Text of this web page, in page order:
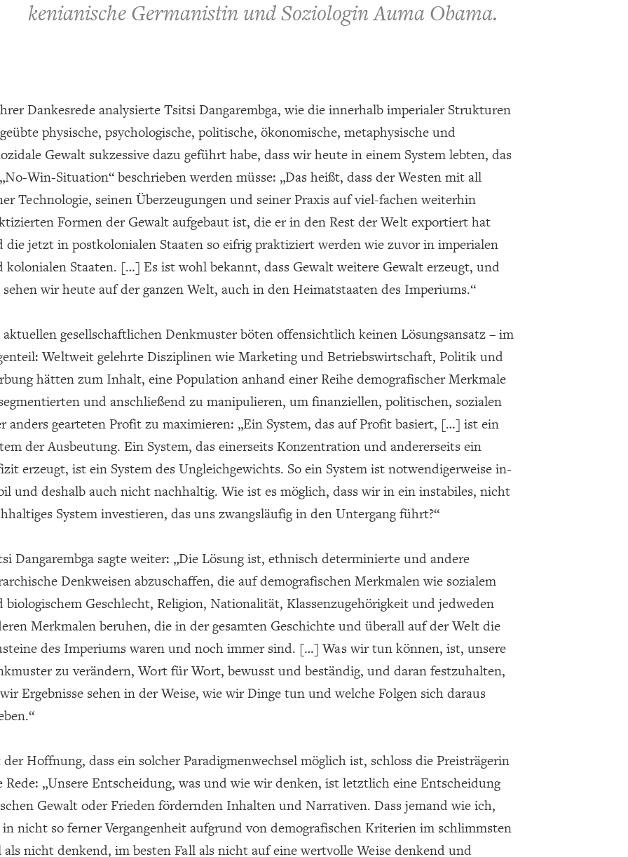
kenianische Germanistin und Soziologin Auma Obama.
Dankesrede analysierte Tsitsi Dangarembga, wie die innerhalb imperialer Strukturen
physische, psychologische, politische, ökonomische, metaphysische und
Gewalt sukzessive dazu geführt habe, dass wir heute in einem System lebten, das
Win-Situation“ beschrieben werden müsse: „Das heißt, dass der Westen mit all
Technologie, seinen Überzeugungen und seiner Praxis auf viel-fachen weiterhin
Formen der Gewalt aufgebaut ist, die er in den Rest der Welt exportiert hat
die jetzt in postkolonialen Staaten so eifrig praktiziert werden wie zuvor in imperialen
kolonialen Staaten. […] Es ist wohl bekannt, dass Gewalt weitere Gewalt erzeugt, und
sehen wir heute auf der ganzen Welt, auch in den Heimatstaaten des Imperiums.“
aktuellen gesellschaftlichen Denkmuster böten offensichtlich keinen Lösungsansatz – im
Weltweit gelehrte Disziplinen wie Marketing und Betriebswirtschaft, Politik und
hätten zum Inhalt, eine Population anhand einer Reihe demografischer Merkmale
und anschließend zu manipulieren, um finanziellen, politischen, sozialen
anders gearteten Profit zu maximieren: „Ein System, das auf Profit basiert, […] ist ein
der Ausbeutung. Ein System, das einerseits Konzentration und andererseits ein
erzeugt, ist ein System des Ungleichgewichts. So ein System ist notwendigerweise in-
und deshalb auch nicht nachhaltig. Wie ist es möglich, dass wir in ein instabiles, nicht
System investieren, das uns zwangsläufig in den Untergang führt?“
Dangarembga sagte weiter: „Die Lösung ist, ethnisch determinierte und andere
Denkweisen abzuschaffen, die auf demografischen Merkmalen wie sozialem
biologischem Geschlecht, Religion, Nationalität, Klassenzugehörigkeit und jedweden
Merkmalen beruhen, die in der gesamten Geschichte und überall auf der Welt die
des Imperiums waren und noch immer sind. […] Was wir tun können, ist, unsere
zu verändern, Wort für Wort, bewusst und beständig, und daran festzuhalten,
Ergebnisse sehen in der Weise, wie wir Dinge tun und welche Folgen sich daraus
Hoffnung, dass ein solcher Paradigmenwechsel möglich ist, schloss die Preisträgerin
Rede: „Unsere Entscheidung, was und wie wir denken, ist letztlich eine Entscheidung
Gewalt oder Frieden fördernden Inhalten und Narrativen. Dass jemand wie ich,
nicht so ferner Vergangenheit aufgrund von demografischen Kriterien im schlimmsten
als nicht denkend, im besten Fall als nicht auf eine wertvolle Weise denkend und